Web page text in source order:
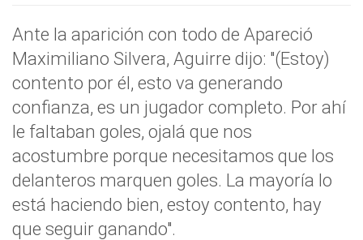
Ante la aparición con todo de Apareció
Maximiliano Silvera, Aguirre dijo: "(Estoy)
contento por él, esto va generando
confianza, es un jugador completo. Por ahí
le faltaban goles, ojalá que nos
acostumbre porque necesitamos que los
delanteros marquen goles. La mayoría lo
está haciendo bien, estoy contento, hay
que seguir ganando".